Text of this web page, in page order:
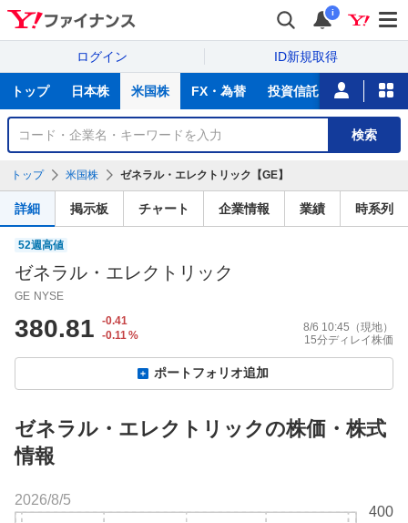
i
ログイン ID新規取得
サ
トップ 日本株 米国株 FX・為替 投資信託 ニュース
銘
検
索
検索
トップ 米国株 ゼネラル・エレクトリック【GE】
詳細 掲示板 チャート 企業情報 業績 時系列
52週高値
ゼネラル・エレクトリック
GE NYSE
380.81
-0.41
-0.11%
8/6 10:45 （現地）
15分ディレイ株価
ポートフォリオ追加
ゼネラル・エレクトリックの株価・株式
情報
400
2026/8/5